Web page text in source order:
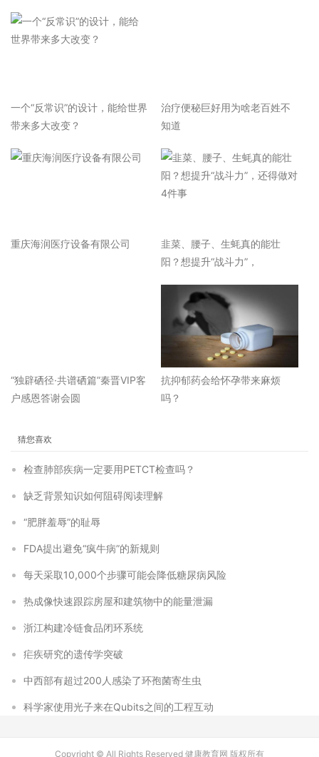
一个“反常识”的设计，能给世界
带来多大改变？
治疗便秘巨好用为啥老百姓不
知道
重庆海润医疗设备有限公司
韭菜、腰子、生蚝真的能壮
阳？想提升“战斗力”，
“独辟硒径·共谱硒篇”秦晋VIP客
户感恩答谢会圆
抗抑郁药会给怀孕带来麻烦
吗？
猜您喜欢
检查肺部疾病一定要用PETCT检查吗？
缺乏背景知识如何阻碍阅读理解
“肥胖羞辱”的耻辱
FDA提出避免“疯牛病”的新规则
每天采取10,000个步骤可能会降低糖尿病风险
热成像快速跟踪房屋和建筑物中的能量泄漏
浙江构建冷链食品闭环系统
疟疾研究的遗传学突破
中西部有超过200人感染了环孢菌寄生虫
科学家使用光子来在Qubits之间的工程互动
Copyright © All Rights Reserved 健康教育网 版权所有